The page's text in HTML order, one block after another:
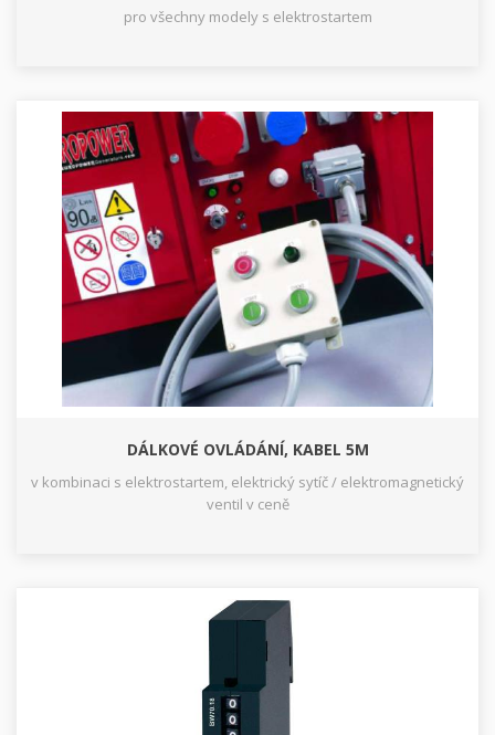
pro všechny modely s elektrostartem
DÁLKOVÉ OVLÁDÁNÍ, KABEL 5M
v kombinaci s elektrostartem, elektrický sytíč / elektromagnetický
ventil v ceně